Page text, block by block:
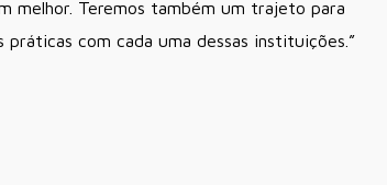
melhor. Teremos também um trajeto para
com cada uma dessas instituições.”